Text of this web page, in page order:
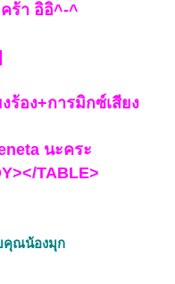
ร้า อิอิ^-^
ร้อง+การมิกซ์เสียง
นะคระ
TABLE>
คุณน้องมุก